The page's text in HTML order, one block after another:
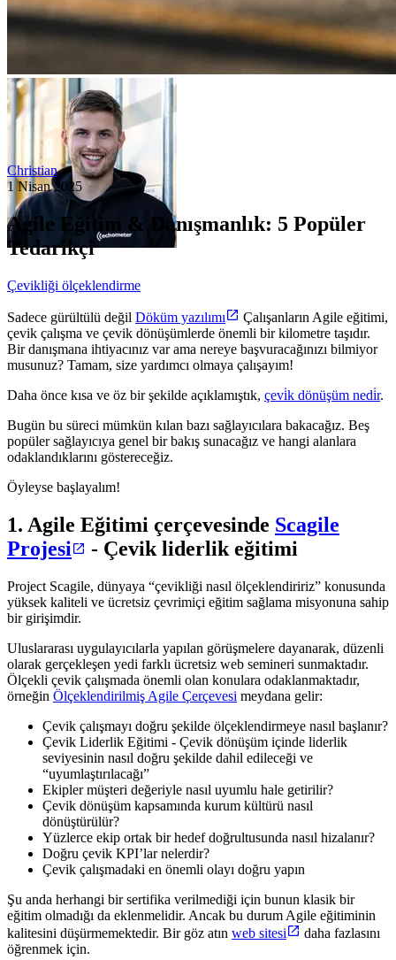
Christian
1 Nisan 2025
Agile Eğitim & Danışmanlık: 5 Popüler
Tedarikçi
Çevikliği ölçeklendirme
Sadece gürültülü değil Döküm yazılımı
Çalışanların Agile eğitimi,
çevik çalışma ve çevik dönüşümlerde önemli bir kilometre taşıdır.
Bir danışmana ihtiyacınız var ama nereye başvuracağınızı bilmiyor
musunuz? Tamam, size yardımcı olmaya çalışayım!
Daha önce kısa ve öz bir şekilde açıklamıştık, çevi̇k dönüşüm nedi̇r.
Bugün bu süreci mümkün kılan bazı sağlayıcılara bakacağız. Beş
popüler sağlayıcıya genel bir bakış sunacağız ve hangi alanlara
odaklandıklarını göstereceğiz.
Öyleyse başlayalım!
1. Agile Eğitimi çerçevesinde Scagile
Projesi
- Çevik liderlik eğitimi
Project Scagile, dünyaya “çevikliği nasıl ölçeklendiririz” konusunda
yüksek kaliteli ve ücretsiz çevrimiçi eğitim sağlama misyonuna sahip
bir girişimdir.
Uluslararası uygulayıcılarla yapılan görüşmelere dayanarak, düzenli
olarak gerçekleşen yedi farklı ücretsiz web semineri sunmaktadır.
Ölçekli çevik çalışmada önemli olan konulara odaklanmaktadır,
örneğin Ölçeklendirilmiş Agile Çerçevesi meydana gelir:
Çevik çalışmayı doğru şekilde ölçeklendirmeye nasıl başlanır?
Çevik Liderlik Eğitimi - Çevik dönüşüm içinde liderlik
seviyesinin nasıl doğru şekilde dahil edileceği ve
“uyumlaştırılacağı”
Ekipler müşteri değeriyle nasıl uyumlu hale getirilir?
Çevik dönüşüm kapsamında kurum kültürü nasıl
dönüştürülür?
Yüzlerce ekip ortak bir hedef doğrultusunda nasıl hizalanır?
Doğru çevik KPI’lar nelerdir?
Çevik çalışmadaki en önemli olayı doğru yapın
Şu anda herhangi bir sertifika verilmediği için bunun klasik bir
eğitim olmadığı da eklenmelidir. Ancak bu durum Agile eğitiminin
kalitesini düşürmemektedir. Bir göz atın web sitesi
daha fazlasını
öğrenmek için.